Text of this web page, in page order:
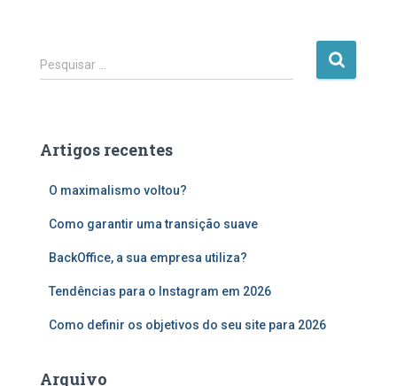
P
e
i
Pesquisar …
Artigos recentes
O maximalismo voltou?
Como garantir uma transição suave
BackOffice, a sua empresa utiliza?
Tendências para o Instagram em 2026
Como definir os objetivos do seu site para 2026
Arquivo